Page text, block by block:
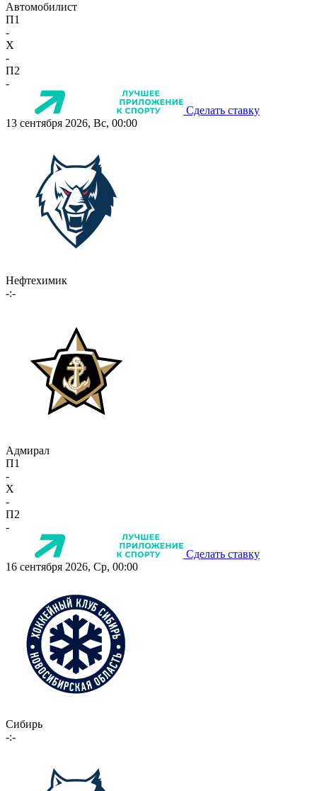
Автомобилист
П1
-
X
-
П2
-
Сделать ставку
13 сентября 2026, Вс, 00:00
Нефтехимик
-:-
Адмирал
П1
-
X
-
П2
-
Сделать ставку
16 сентября 2026, Ср, 00:00
Сибирь
-:-